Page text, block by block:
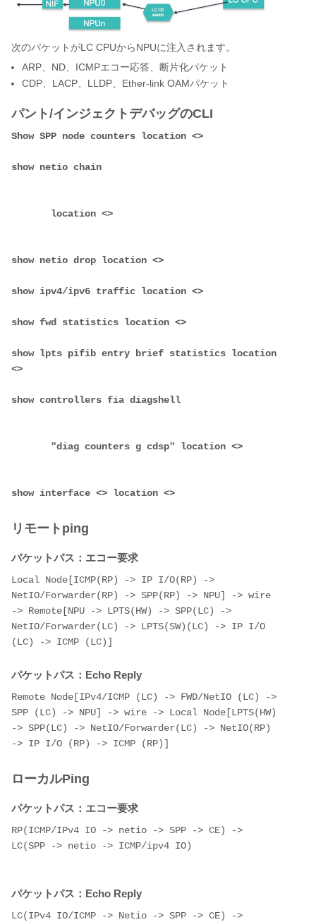
次のパケットがLC CPUからNPUに注入されます。
ARP、ND、ICMPエコー応答、断片化パケット
CDP、LACP、LLDP、Ether-link OAMパケット
パント/インジェクトデバッグのCLI
Show SPP node counters location <>
show netio chain
show netio drop location <>
show ipv4/ipv6 traffic location <>
show fwd statistics location <>
show lpts pifib entry brief statistics location
<>
show controllers fia diagshell
show interface <> location <>
リモートping
パケットパス：エコー要求
Local Node[ICMP(RP) -> IP I/O(RP) ->
NetIO/Forwarder(RP) -> SPP(RP) -> NPU] -> wire
-> Remote[NPU -> LPTS(HW) -> SPP(LC) ->
NetIO/Forwarder(LC) -> LPTS(SW)(LC) -> IP I/O
(LC) -> ICMP (LC)]
パケットパス：Echo Reply
Remote Node[IPv4/ICMP (LC) -> FWD/NetIO (LC) ->
SPP (LC) -> NPU] -> wire -> Local Node[LPTS(HW)
-> SPP(LC) -> NetIO/Forwarder(LC) -> NetIO(RP)
-> IP I/O (RP) -> ICMP (RP)]
ローカルPing
パケットパス：エコー要求
RP(ICMP/IPv4 IO -> netio -> SPP -> CE) ->
LC(SPP -> netio -> ICMP/ipv4 IO)
パケットパス：Echo Reply
LC(IPv4 IO/ICMP -> Netio -> SPP -> CE) ->